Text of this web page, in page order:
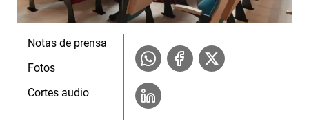
Notas de prensa
Fotos
Cortes audio